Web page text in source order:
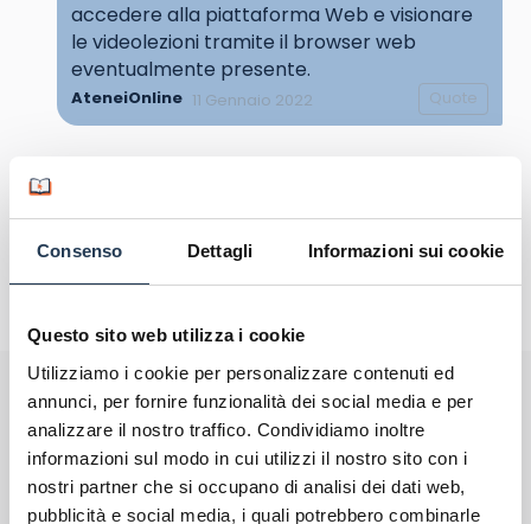
Consenso Dettagli Informazioni sui cookie
Questo sito web utilizza i cookie
Utilizziamo i cookie per personalizzare contenuti ed
annunci, per fornire funzionalità dei social media e per
analizzare il nostro traffico. Condividiamo inoltre
informazioni sul modo in cui utilizzi il nostro sito con i
nostri partner che si occupano di analisi dei dati web,
pubblicità e social media, i quali potrebbero combinarle
accedere alla piattaforma Web e visionare
le videolezioni tramite il browser web
eventualmente presente.
AteneiOnline 11 Gennaio 2022 Quote
La tua email sarà utilizzata per comunicarti se qualcuno risponde al tuo
commento e non sarà pubblicata. Dichiari di avere preso visione e di
commento dai il consenso affinché un cookie salvi i tuoi dati (nome, email)
per il prossimo commento.
Perché rivolgersi ad AteneiOnline: